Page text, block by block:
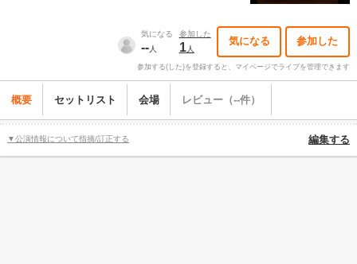
気になる
--人
参加した
1人
気になる 参加した
参加する(した)を登録すると、マイページでライブを管理できます
概要 セットリスト 会場 レビュー（--件）
▼公演情報について指摘/訂正する 編集する